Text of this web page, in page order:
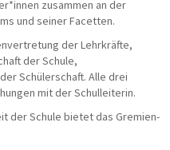
zusammen an der
und seiner Facetten.
der Lehrkräfte,
der Schule,
Schülerschaft. Alle drei
mit der Schulleiterin.
der Schule bietet das Gremien-